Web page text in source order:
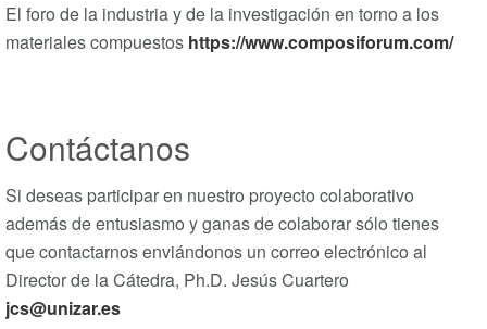
El foro de la industria y de la investigación en torno a los
materiales compuestos https://www.composiforum.com/
Contáctanos
Si deseas participar en nuestro proyecto colaborativo
además de entusiasmo y ganas de colaborar sólo tienes
que contactarnos enviándonos un correo electrónico al
Director de la Cátedra, Ph.D. Jesús Cuartero
jcs@unizar.es